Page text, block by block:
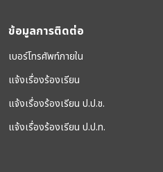
ข้อมูลการติดต่อ
เบอร์โทรศัพท์ภายใน
แจ้งเรื่องร้องเรียน
แจ้งเรื่องร้องเรียน ป.ป.ช.
แจ้งเรื่องร้องเรียน ป.ป.ท.